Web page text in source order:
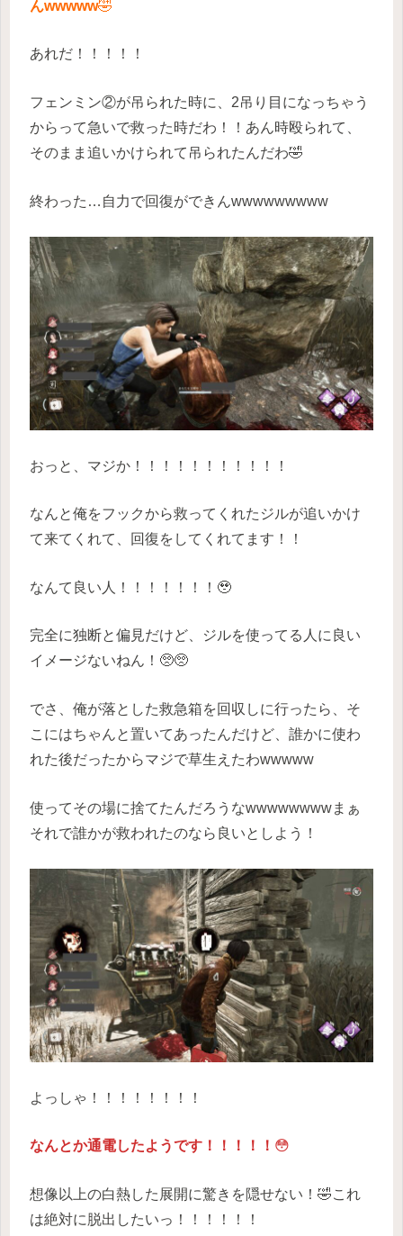
んwwwww🤣
あれだ！！！！！
フェンミン②が吊られた時に、2吊り目になっちゃう
からって急いで救った時だわ！！あん時殴られて、
そのまま追いかけられて吊られたんだわ🤣
終わった…自力で回復ができんwwwwwwwww
おっと、マジか！！！！！！！！！！！
なんと俺をフックから救ってくれたジルが追いかけ
て来てくれて、回復をしてくれてます！！
なんて良い人！！！！！！！🥹
完全に独断と偏見だけど、ジルを使ってる人に良い
イメージないねん！🥺🥺
でさ、俺が落とした救急箱を回収しに行ったら、そ
こにはちゃんと置いてあったんだけど、誰かに使わ
れた後だったからマジで草生えたわwwwww
使ってその場に捨てたんだろうなwwwwwwwwまぁ
それで誰かが救われたのなら良いとしよう！
よっしゃ！！！！！！！！
なんとか通電したようです！！！！！ 😳
想像以上の白熱した展開に驚きを隠せない！🤣これ
は絶対に脱出したいっ！！！！！！